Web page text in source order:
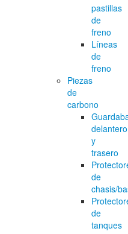
pastillas
de
freno
Líneas
de
freno
Piezas
de
carbono
delantero
y
trasero
de
chasis/
de
tanques